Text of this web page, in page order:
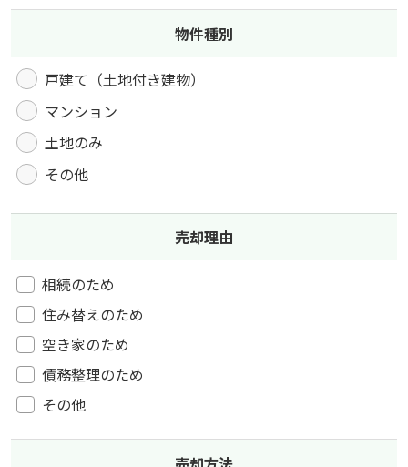
物件種別
戸建て（土地付き建物）
マンション
土地のみ
その他
売却理由
相続のため
住み替えのため
空き家のため
債務整理のため
その他